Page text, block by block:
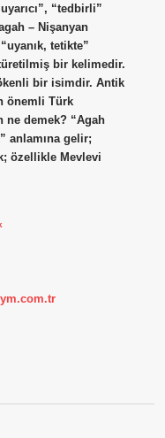
“tedbirli”
– Nişanyan
bir kelimedir.
bir isimdir. Antik
önemli Türk
ne demek? “Agah
anlamına gelir;
özellikle Mevlevi